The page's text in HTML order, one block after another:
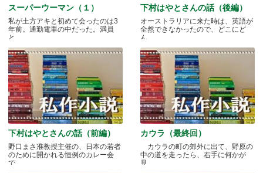
スーパーウーマン（１）
私が土方アキと初めて会ったのは3
年前。通勤電車の中だった。満員
と.....
下村はやとさんの話（後編）
オーストラリアに来た時は、英語が
全然できなかったので、どこにど
ん.....
下村はやとさんの話（前編）
野口まさ准教授主催の、日本の若者
のために開かれる恒例のカレー会
で.....
カウラ（最終回）
カウラの町の郊外に出て、野原の
中の道を走ったら、右手に何かが
見.....